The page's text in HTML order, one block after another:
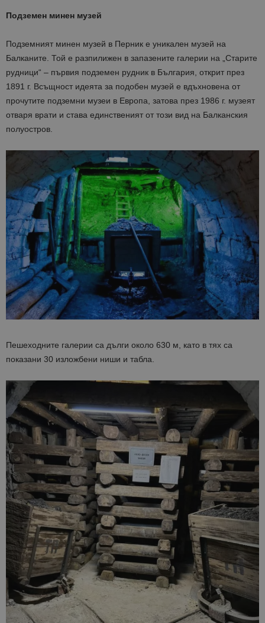
Подземен минен музей
Подземният минен музей в Перник е уникален музей на
Балканите. Той е разпилижен в запазените галерии на „Старите
рудници“ – първия подземен рудник в България, открит през
1891 г. Всъщност идеята за подобен музей е вдъхновена от
прочутите подземни музеи в Европа, затова през 1986 г. музеят
отваря врати и става единственият от този вид на Балканския
полуостров.
Пешеходните галерии са дълги около 630 м, като в тях са
показани 30 изложбени ниши и табла.